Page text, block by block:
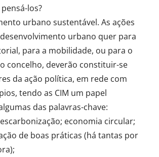
los?
urbano sustentável. As ações
urbano quer para
para a mobilidade, ou para o
concelho, deverão constituir-se
da ação política, em rede com
tendo as CIM um papel
das palavras-chave:
economia circular;
de boas práticas (há tantas por